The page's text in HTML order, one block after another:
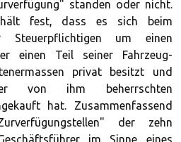
standen oder nicht.
hält fest, dass es sich beim
Steuerpflichtigen um einen
einen Teil seiner Fahrzeug-
privat besitzt und
von ihm beherrschten
hat. Zusammenfassend
der zehn
im Sinne eines